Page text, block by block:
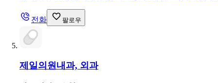
전화 팔로우
제일의원 내과, 외과